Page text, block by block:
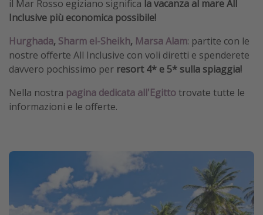
il Mar Rosso egiziano significa la vacanza al mare All
Inclusive più economica possibile!
Hurghada, Sharm el-Sheikh, Marsa Alam: partite con le
nostre offerte All Inclusive con voli diretti e spenderete
davvero pochissimo per resort 4* e 5* sulla spiaggia!
Nella nostra pagina dedicata all'Egitto trovate tutte le
informazioni e le offerte.